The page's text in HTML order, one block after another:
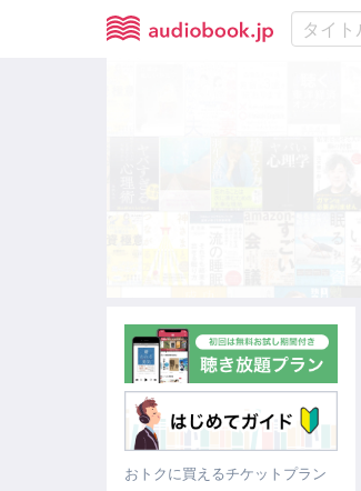
おトクに買えるチケットプラン